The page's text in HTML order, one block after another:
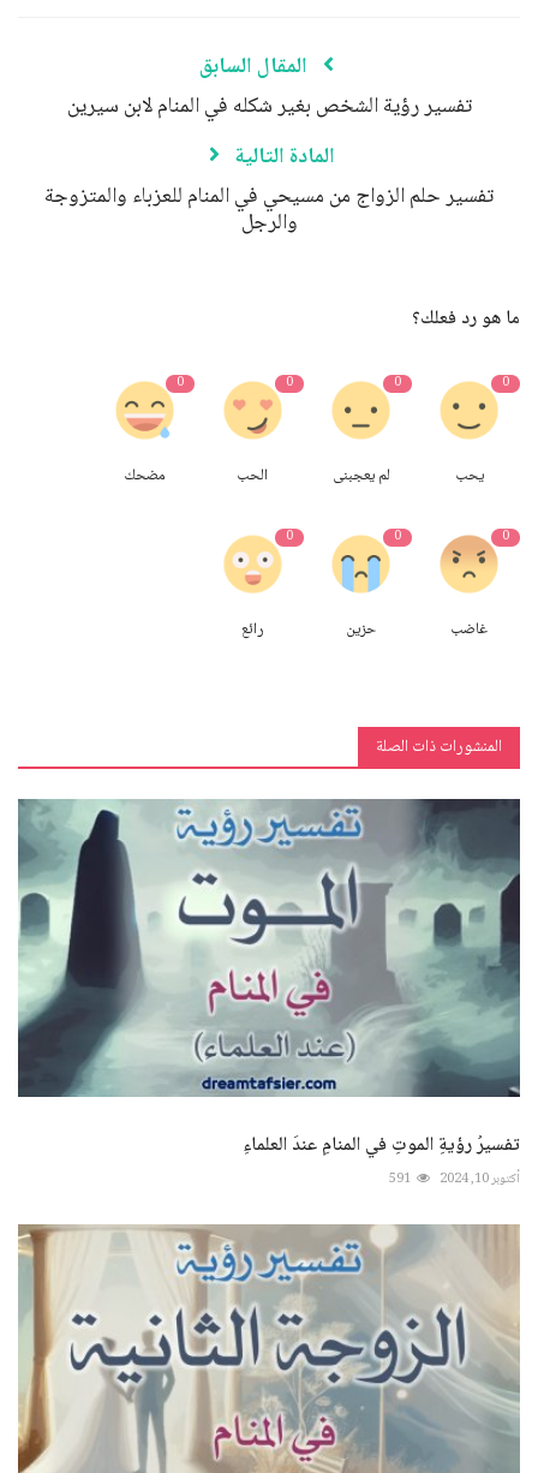
المقال السابق
تفسير رؤية الشخص بغير شكله في المنام لابن سيرين
المادة التالية
تفسير حلم الزواج من مسيحي في المنام للعزباء والمتزوجة
والرجل
ما هو رد فعلك؟
0
يحب
0
لم يعجبنى
0
الحب
0
مضحك
0
غاضب
0
حزين
0
رائع
المنشورات ذات الصلة
تفسيرُ رؤيةِ الموتِ في المنامِ عندَ العلماءِ
أكتوبر 10, 2024 591